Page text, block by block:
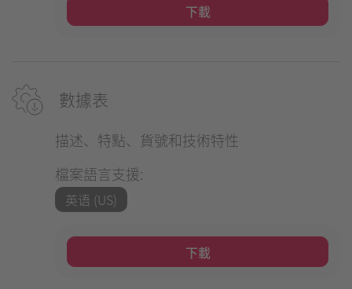
下載
數據表
描述、特點、貨號和技術特性
檔案語言支援:
英语 (US)
下載